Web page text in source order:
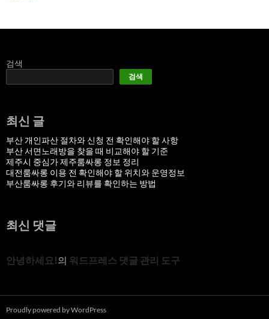
검색
검색
최신 글
부산 개인파산 절차와 신청 전 확인해야 할 사항
부산 서면노래방을 찾을 때 비교해야 할 기준
제주시 중심가 제주룸싸롱 정보 정리
대전룸싸롱 이용 전 확인해야 할 위치와 운영정보
부산룸싸롱 후기와 리뷰를 확인하는 방법
최신 댓글
안녕하세요!의 워드프레스 댓글 관리 도구
Proudly powered by WordPress